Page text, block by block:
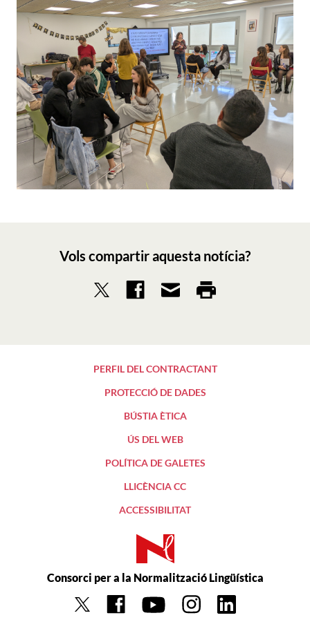
Vols compartir aquesta notícia?
PERFIL DEL CONTRACTANT
PROTECCIÓ DE DADES
BÚSTIA ÈTICA
ÚS DEL WEB
POLÍTICA DE GALETES
LLICÈNCIA CC
ACCESSIBILITAT
Consorci per a la Normalització Lingüística